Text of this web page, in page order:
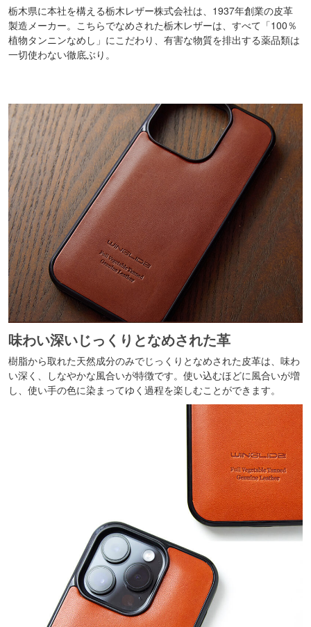
栃木県に本社を構える栃木レザー株式会社は、1937年創業の皮革
製造メーカー。こちらでなめされた栃木レザーは、すべて「100％
植物タンニンなめし」にこだわり、有害な物質を排出する薬品類は
一切使わない徹底ぶり。
味わい深いじっくりとなめされた革
樹脂から取れた天然成分のみでじっくりとなめされた皮革は、味わ
い深く、しなやかな風合いが特徴です。使い込むほどに風合いが増
し、使い手の色に染まってゆく過程を楽しむことができます。